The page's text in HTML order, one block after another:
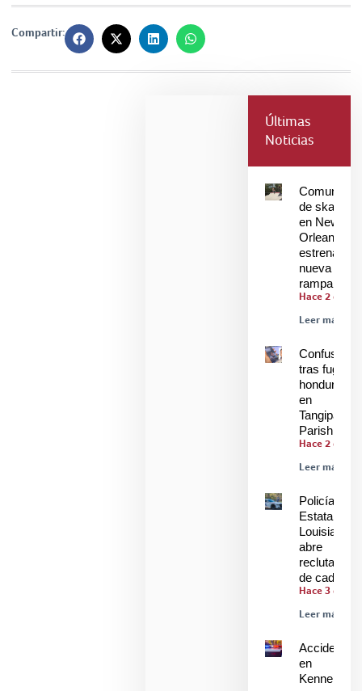
Compartir:
Últimas
Noticias
Comunidad
de skaters
en New
Orleans
estrenan
nueva
rampa
Hace 2 días
Leer más »
Confusión
tras fuga de
hondureños
en
Tangipahoa
Parish
Hace 2 días
Leer más »
Policía
Estatal de
Louisiana
abre
de cadetes
Hace 3 días
Leer más »
Accidente
en
Kenner